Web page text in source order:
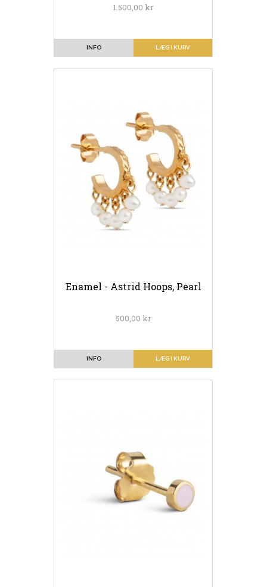
1.500,00 kr
LÆG I KURV
INFO
Enamel - Astrid Hoops, Pearl
500,00 kr
LÆG I KURV
INFO